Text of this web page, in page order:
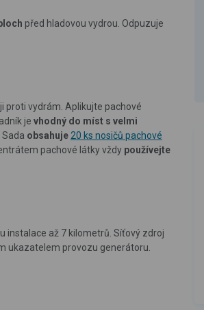
před hladovou vydrou. Odpuzuje
proti vydrám . Aplikujte pachové
je vhodný do míst s velmi
. Sada obsahuje 20 ks nosičů pachové
pachové látky vždy používejte
instalace až 7 kilometrů. Síťový zdroj
ukazatelem provozu generátoru.